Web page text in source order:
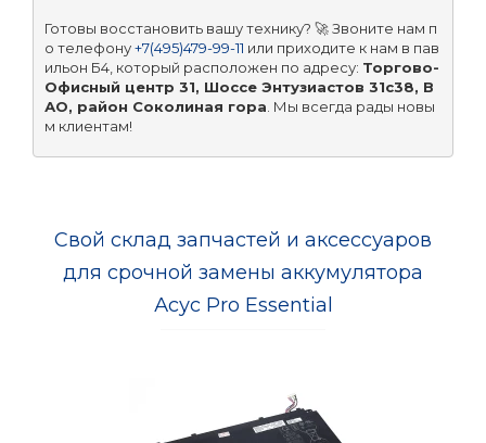
Готовы восстановить вашу технику? 🚀 Звоните нам п
о телефону +7(495)479-99-11 или приходите к нам в пав
ильон Б4, который расположен по адресу: Торгово-
Офисный центр 31, Шоссе Энтузиастов 31с38, В
АО, район Соколиная гора . Мы всегда рады новы
м клиентам!
Свой склад запчастей и аксессуаров
для срочной замены аккумулятора
Асус Pro Essential